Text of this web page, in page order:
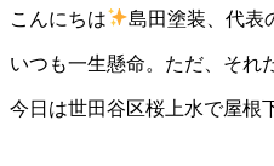
こんにちは 島田塗装、代表
いつも一生懸命。ただ、それ
今日は世田谷区桜上水で屋根